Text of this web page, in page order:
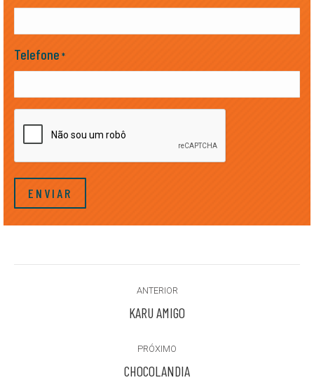
Telefone *
ANTERIOR
Previous
KARU AMIGO
PRÓXIMO
Next
CHOCOLANDIA